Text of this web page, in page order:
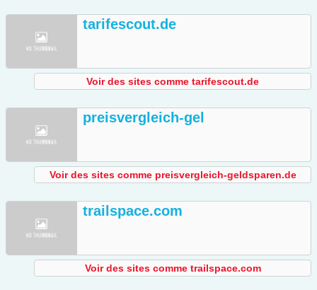
tarifescout.de
Voir des sites comme tarifescout.de
preisvergleich-gel
Voir des sites comme preisvergleich-geldsparen.de
trailspace.com
Voir des sites comme trailspace.com